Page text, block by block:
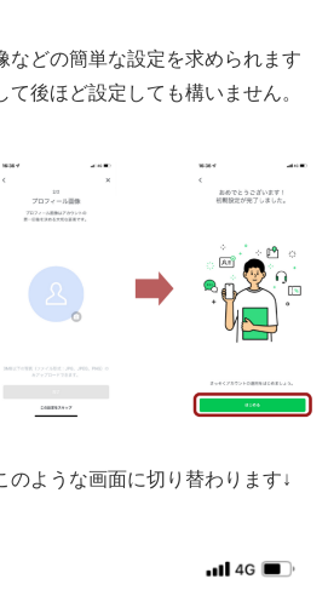
などの簡単な設定を求められます
後ほど設定しても構いません。
のような画面に切り替わります↓